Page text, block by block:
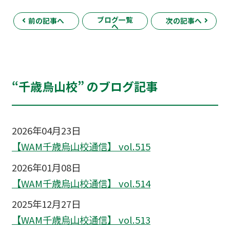
前の記事へ ブログ一覧
へ
次の記事へ
“千歳烏山校” のブログ記事
2026年04月23日
【WAM千歳烏山校通信】 vol.515
2026年01月08日
【WAM千歳烏山校通信】 vol.514
2025年12月27日
【WAM千歳烏山校通信】 vol.513